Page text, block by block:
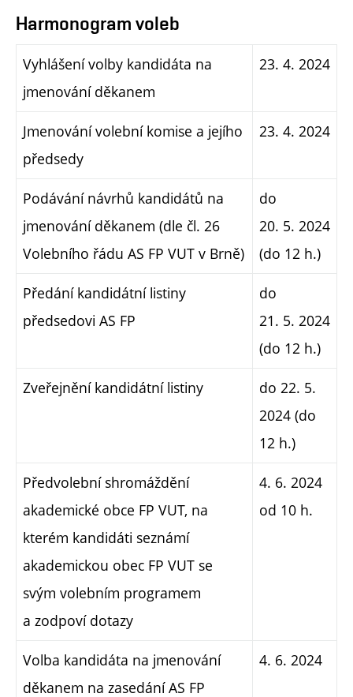
Harmonogram voleb
Vyhlášení volby kandidáta na
jmenování děkanem
23. 4. 2024
Jmenování volební komise a jejího
předsedy
23. 4. 2024
Podávání návrhů kandidátů na
jmenování děkanem (dle čl. 26
Volebního řádu AS FP VUT v Brně)
do
20. 5. 2024
(do 12 h.)
Předání kandidátní listiny
předsedovi AS FP
do
21. 5. 2024
(do 12 h.)
Zveřejnění kandidátní listiny
do 22. 5.
2024 (do
12 h.)
Předvolební shromáždění
akademické obce FP VUT, na
kterém kandidáti seznámí
akademickou obec FP VUT se
svým volebním programem
a zodpoví dotazy
4. 6. 2024
od 10 h.
Volba kandidáta na jmenování
děkanem na zasedání AS FP
4. 6. 2024